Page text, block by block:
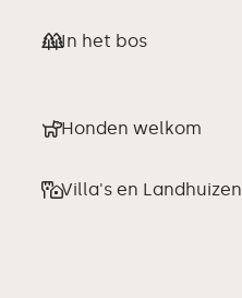
In het bos
Honden welkom
Villa's en Landhuizen